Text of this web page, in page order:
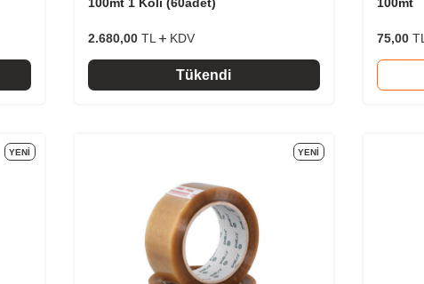
2.680,00TL KDV
Tükendi
75,00TL
YENI YENI